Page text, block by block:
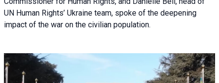
UN Human Rights’ Ukraine team, spoke of the deepening
impact of the war on the civilian population.